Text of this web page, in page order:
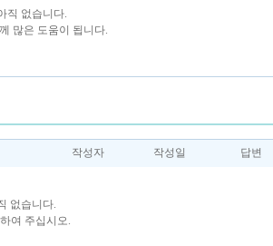
직 없습니다.
많은 도움이 됩니다.
작성자 작성일 답변
없습니다.
여 주십시오.